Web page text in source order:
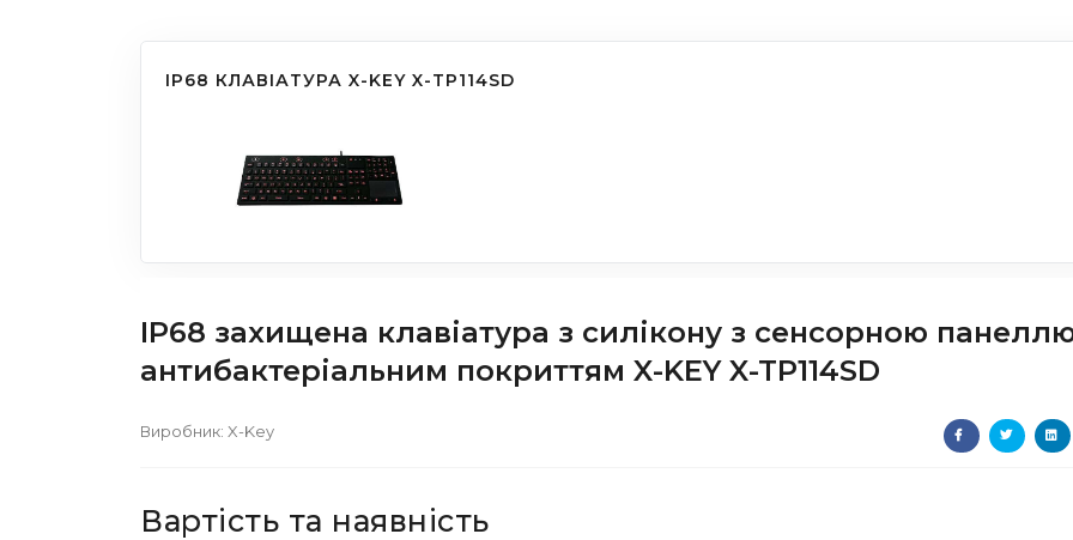
IP68 КЛАВІАТУРА X-KEY X-TP114SD
IP68 захищена клавіатура з силікону з сенсорною панеллю
антибактеріальним покриттям X-KEY X-TP114SD
Виробник: X-Key
Вартість та наявність